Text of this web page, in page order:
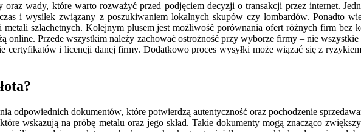
oraz wady, które warto rozważyć przed podjęciem decyzji o transakcji przez internet.
i wysiłek związany z poszukiwaniem lokalnych skupów czy lombardów. Ponadto
szlachetnych. Kolejnym plusem jest możliwość porównania ofert różnych firm bez
online. Przede wszystkim należy zachować ostrożność przy wyborze firmy – nie
i licencji danej firmy. Dodatkowo proces wysyłki może wiązać się z
odpowiednich dokumentów, które potwierdzą autentyczność oraz pochodzenie
wskazują na próbę metalu oraz jego skład. Takie dokumenty mogą znacząco